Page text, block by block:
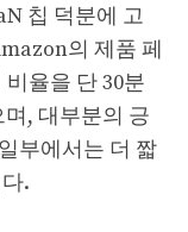
칩 덕분에 고
의 제품 페
율을 단 30분
, 대부분의 긍
부에서는 더 짧
.